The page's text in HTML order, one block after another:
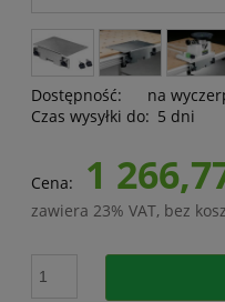
Dostępność:
na
Czas wysyłki do: 5 dni
Cena: 1
zawiera 23% VAT, bez